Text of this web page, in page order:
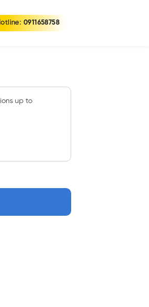
0911658758
up to